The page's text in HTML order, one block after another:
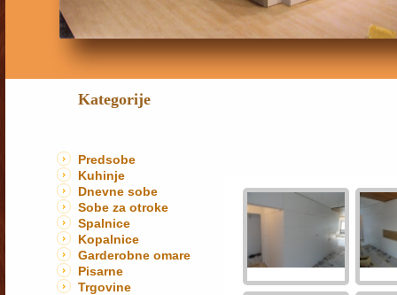
Kategorije
Predsobe
Kuhinje
Dnevne sobe
Sobe za otroke
Spalnice
Kopalnice
Garderobne omare
Pisarne
Trgovine